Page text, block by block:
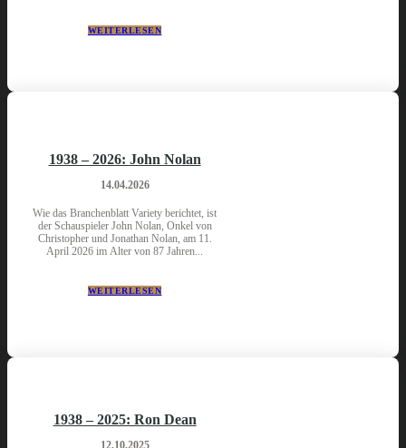
WEITERLESEN
1938 – 2026: John Nolan
14.04.2026
Wie das Branchenblatt Variety berichtet, ist
der Schauspieler John Nolan, Onkel von
Christopher und Jonathan Nolan, am 11.
April 2026 im Alter von 87 Jahren...
WEITERLESEN
1938 – 2025: Ron Dean
12.10.2025